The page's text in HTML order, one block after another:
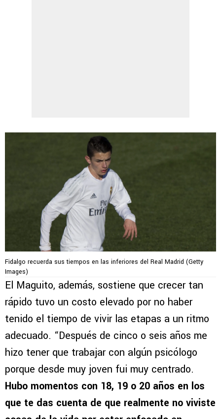
Fidalgo recuerda sus tiempos en las inferiores del Real Madrid (Getty
Images)
El Maguito, además, sostiene que crecer tan
rápido tuvo un costo elevado por no haber
tenido el tiempo de vivir las etapas a un ritmo
adecuado. “Después de cinco o seis años me
hizo tener que trabajar con algún psicólogo
porque desde muy joven fui muy centrado.
Hubo momentos con 18, 19 o 20 años en los
que te das cuenta de que realmente no viviste